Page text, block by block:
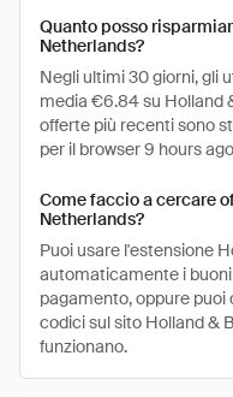
Quanto posso
Netherlands?
Negli ultimi 30 giorni, gli
media €6.84 su Holland
offerte più recenti sono
per il browser 9 hours
Come faccio a cercare
Netherlands?
Puoi usare l'estensione
automaticamente i
pagamento, oppure
codici sul sito Holland &
funzionano.